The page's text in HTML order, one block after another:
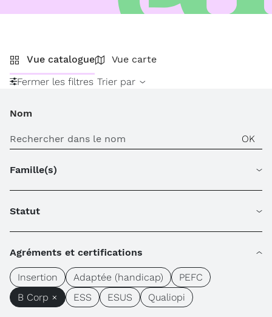
Vue catalogue
Vue carte
Fermer les filtres Trier par
Nom
Famille(s)
Statut
Agréments et certifications
Insertion Adaptée (handicap)
PEFC
B Corp ×
ESS ESUS Qualiopi